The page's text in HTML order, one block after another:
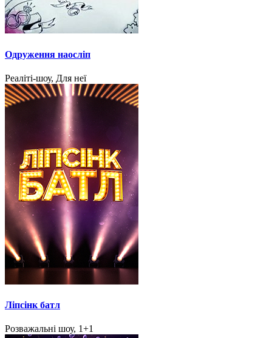
Одруження наосліп
Реаліті-шоу, Для неї
Ліпсінк батл
Розважальні шоу, 1+1